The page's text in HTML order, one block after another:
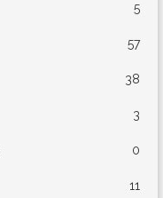
5
57
38
3
0
11